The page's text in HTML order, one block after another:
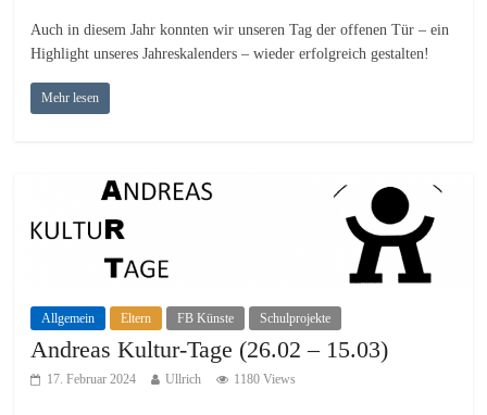
Auch in diesem Jahr konnten wir unseren Tag der offenen Tür – ein
Highlight unseres Jahreskalenders – wieder erfolgreich gestalten!
Mehr lesen
Allgemein Eltern FB Künste Schulprojekte
Andreas Kultur-Tage (26.02 – 15.03)
17. Februar 2024 Ullrich 1180 Views